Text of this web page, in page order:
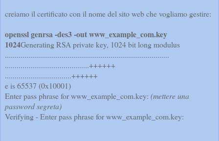
creiamo il certificato con il nome del sito web che vogliamo gestire:
openssl genrsa -des3 -out www_example_com.key
1024Generating RSA private key, 1024 bit long modulus
....................................................................................
...........................................++++++
..................................++++++
e is 65537 (0x10001)
Enter pass phrase for www_example_com.key: (mettere una
password segreta)
Verifying - Enter pass phrase for www_example_com.key: